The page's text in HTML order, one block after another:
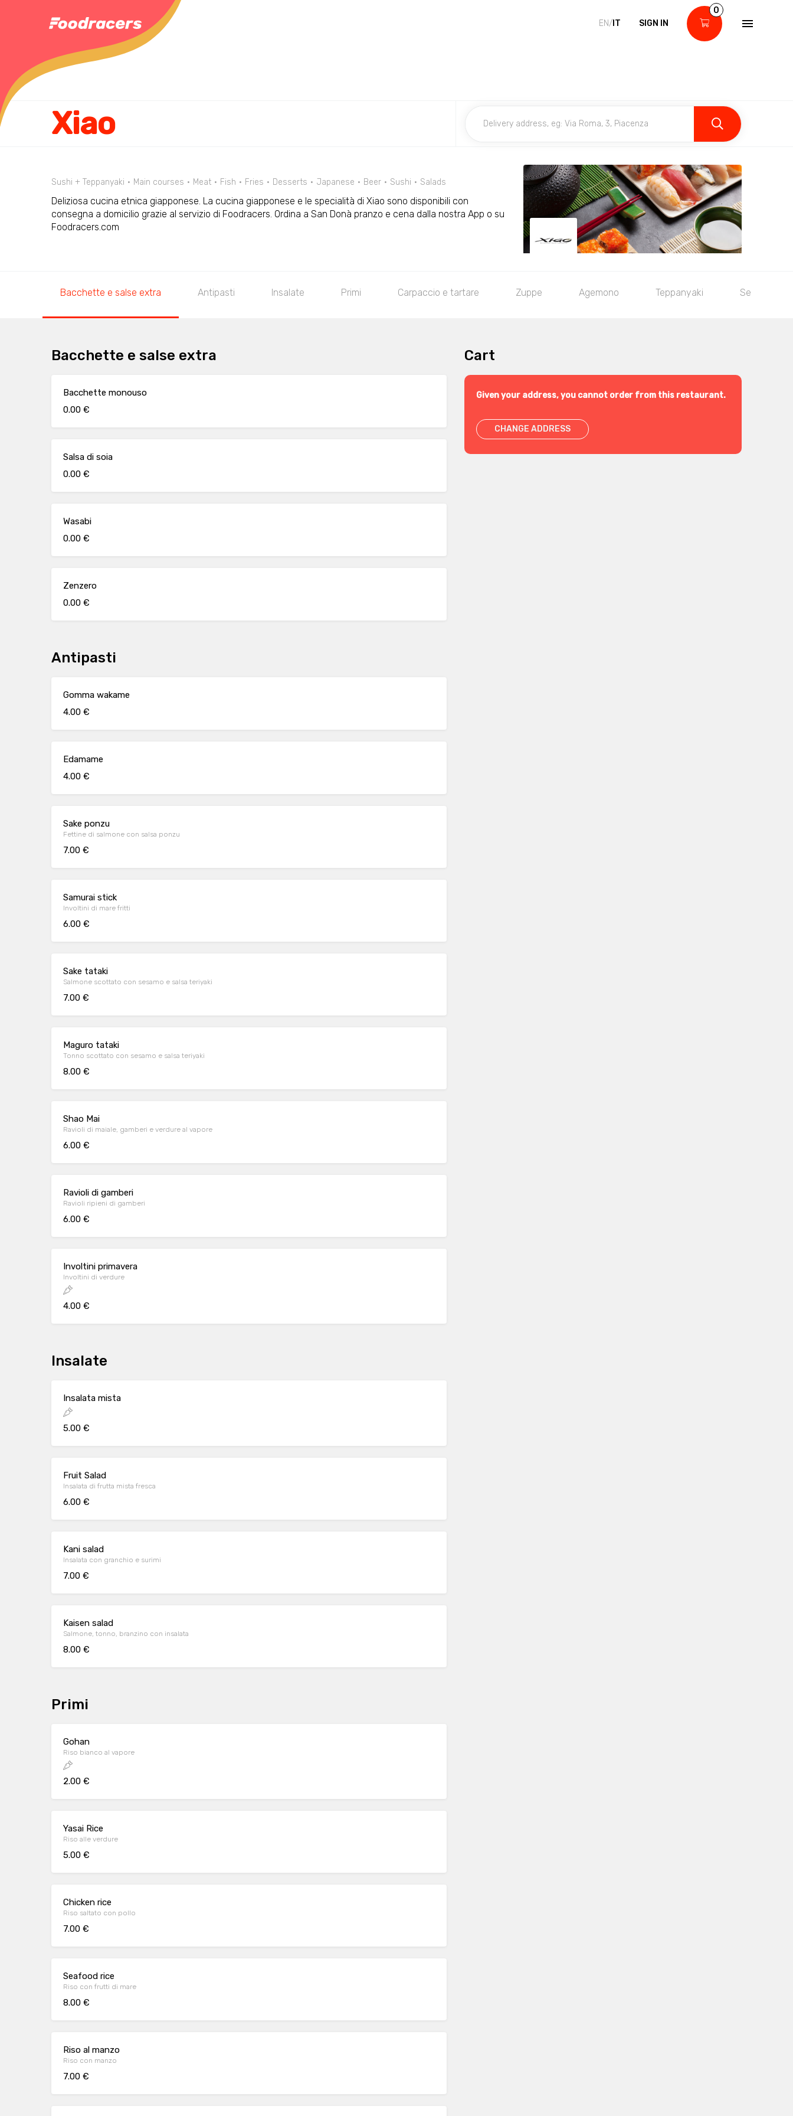
EN/ IT SIGN IN
0
Xiao
Sushi + Teppanyaki Main courses Meat Fish Fries Desserts Japanese Beer Sushi Salads
Deliziosa cucina etnica giapponese. La cucina giapponese e le specialità di Xiao sono disponibili con
consegna a domicilio grazie al servizio di Foodracers. Ordina a San Donà pranzo e cena dalla nostra App o su
Foodracers.com
Bacchette e salse extra Antipasti Insalate Primi Carpaccio e tartare Zuppe Agemono Teppanyaki Secondi
Bacchette e salse extra
Bacchette monouso
0.00 €
Salsa di soia
0.00 €
Wasabi
0.00 €
Zenzero
0.00 €
Antipasti
Gomma wakame
4.00 €
Edamame
4.00 €
Sake ponzu
Fettine di salmone con salsa ponzu
7.00 €
Samurai stick
Involtini di mare fritti
6.00 €
Sake tataki
Salmone scottato con sesamo e salsa teriyaki
7.00 €
Maguro tataki
Tonno scottato con sesamo e salsa teriyaki
8.00 €
Shao Mai
Ravioli di maiale, gamberi e verdure al vapore
6.00 €
Ravioli di gamberi
Ravioli ripieni di gamberi
6.00 €
Involtini primavera
Involtini di verdure
4.00 €
Insalate
Insalata mista
5.00 €
Fruit Salad
Insalata di frutta mista fresca
6.00 €
Kani salad
Insalata con granchio e surimi
7.00 €
Kaisen salad
Salmone, tonno, branzino con insalata
8.00 €
Primi
Gohan
Riso bianco al vapore
2.00 €
Yasai Rice
Riso alle verdure
5.00 €
Chicken rice
Riso saltato con pollo
7.00 €
Seafood rice
Riso con frutti di mare
8.00 €
Riso al manzo
Riso con manzo
7.00 €
Cart
Given your address, you cannot order from this restaurant.
CHANGE ADDRESS